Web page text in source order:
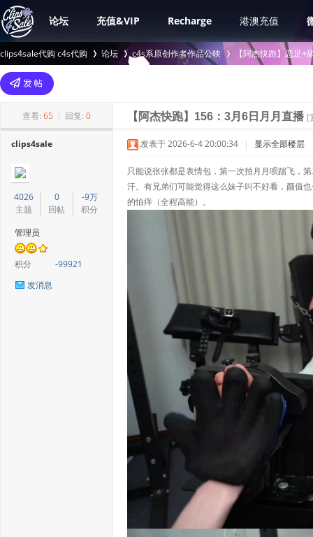
论坛 充值&VIP Recharge 港澳充值
clips4sale代购 c4s代购
>
论坛 c4s系原创作者作品公映 【阿杰快跑】恋足+
查看: 65 | 回复: 0 【阿杰快跑】156：3月6日月月直播 [
clips4sale
4026
主题
0
回帖
-9万
积分
管理员
积分
-99921
发消息
发表于 2026-6-4 20:00:34 | 显示全部楼层
只能说张张都是表情包，第一次拍月月呗踹飞，
汗。有兄弟们可能觉得这么妹子叫不好看，颜值
的怕痒（全程高能）。